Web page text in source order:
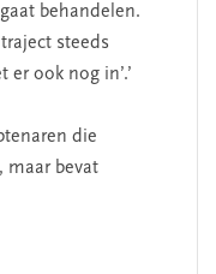
behandelen.
steeds
ook nog in’.’
die
maar bevat